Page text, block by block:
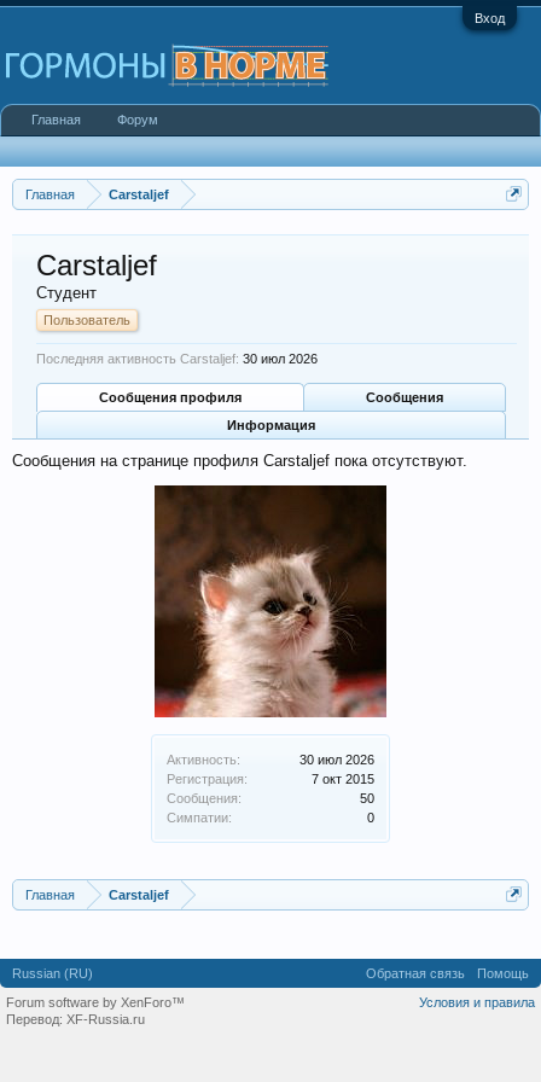
Вход
Главная Carstaljef
Активность:
30 июл 2026
Регистрация:
7 окт 2015
Сообщения:
50
Симпатии:
0
Carstaljef
Студент
Пользователь
Последняя активность Carstaljef: 30 июл 2026
Сообщения профиля
Сообщения
Информация
Сообщения на странице профиля Carstaljef пока отсутствуют.
Главная Carstaljef
Главная Форум
Russian (RU) Обратная связь
Помощь
Условия и правила
Forum software by XenForo™
Перевод: XF-Russia.ru